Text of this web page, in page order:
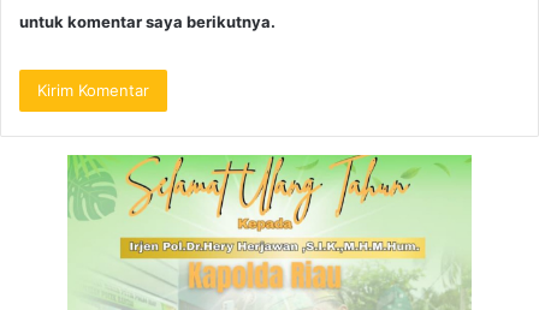
untuk komentar saya berikutnya.